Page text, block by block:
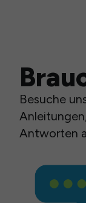
Besuche
Antworten